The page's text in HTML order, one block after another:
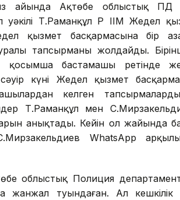
айында Ақтөбе облыстық ПД
Т.Раманқұл ҚР ІІМ Жедел
қызмет басқармасына бір
тапсырманы жолдайды.
қосымша бастамашы ретінде
күні Жедел қызмет
келген
Т.Раманқұл мен
анықтады. Кейін ол жайында
WhatsApp
облыстық Полиция
жанжал туындаған. Ал